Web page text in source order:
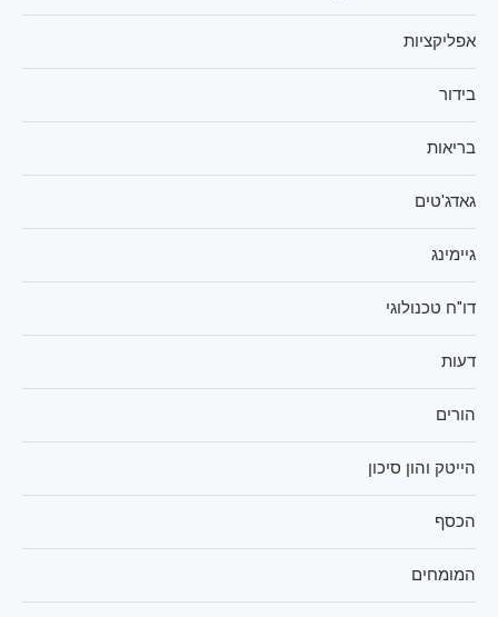
אפליקציות
בידור
בריאות
גאדג'טים
גיימינג
דו"ח טכנולוגי
דעות
הורים
הייטק והון סיכון
הכסף
המומחים